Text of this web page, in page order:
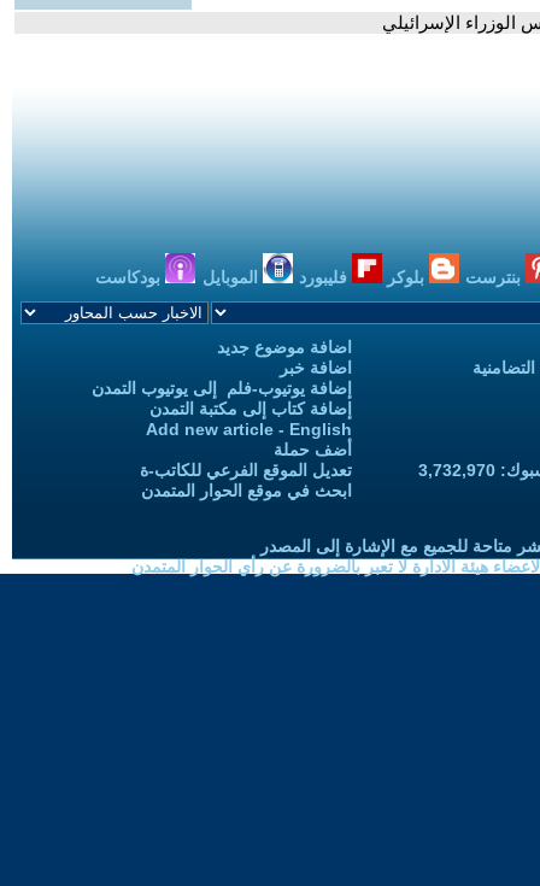
الإسرائيلي
بنترست بلوكر فليبورد الموبايل بودكاست
اضافة موضوع جديد
اضافة خبر
إضافة يوتيوب-فلم إلى يوتيوب التمدن
إضافة كتاب إلى مكتبة التمدن
Add new article - English
أضف حملة
تعديل الموقع الفرعي للكاتب-ة
ابحث في موقع الحوار المتمدن
متاحة للجميع مع الإشارة إلى المصدر
هيئة الادارة لا تعبر بالضرورة عن رأي الحوار المتمدن